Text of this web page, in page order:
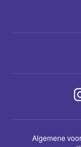
Algemene